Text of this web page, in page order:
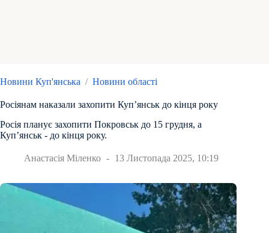
Новини Куп'янська / Новини області
Росіянам наказали захопити Купʼянськ до кінця року
Росія планує захопити Покровськ до 15 грудня, а
Куп’янськ - до кінця року.
Анастасія Міленко 13 Листопада 2025, 10:19